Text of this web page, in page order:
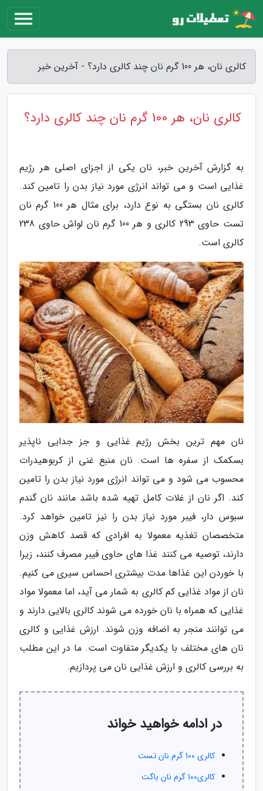
کالری نان، هر 100 گرم نان چند کالری دارد؟ - آخرین خبر
کالری نان، هر 100 گرم نان چند کالری دارد؟
به گزارش آخرین خبر، نان یکی از اجزای اصلی هر رژیم
غذایی است و می تواند انرژی مورد نیاز بدن را تامین کند.
کالری نان بستگی به نوع دارد، برای مثال هر 100 گرم نان
تست حاوی 293 کالری و هر 100 گرم نان لواش حاوی 238
کالری است.
نان مهم ترین بخش رژیم غذایی و جز جدایی ناپذیر
بسکمک از سفره ها است. نان منبع غنی از کربوهیدرات
محسوب می شود و می تواند انرژی مورد نیاز بدن را تامین
کند. اگر نان از غلات کامل تهیه شده باشد مانند نان گندم
سبوس دار، فیبر مورد نیاز بدن را نیز تامین خواهد کرد.
متخصصان تغذیه معمولا به افرادی که قصد کاهش وزن
دارند، توصیه می کنند غذا های حاوی فیبر مصرف کنند، زیرا
با خوردن این غذاها مدت بیشتری احساس سیری می کنیم.
نان از مواد غذایی کم کالری به شمار می آید، اما معمولا مواد
غذایی که همراه با نان خورده می شوند کالری بالایی دارند و
می توانند منجر به اضافه وزن شوند. ارزش غذایی و کالری
نان های مختلف با یکدیگر متفاوت است. ما در این مطلب
به بررسی کالری و ارزش غذایی نان می پردازیم.
در ادامه خواهید خواند
کالری 100 گرم نان تست
کالری100 گرم نان باگت